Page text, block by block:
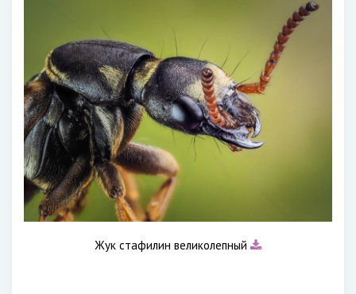
Жук стафилин великолепный